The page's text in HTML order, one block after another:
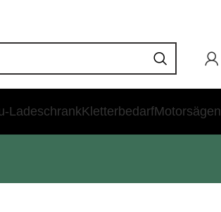
LadeschrankKletterbedarfMotorsägen